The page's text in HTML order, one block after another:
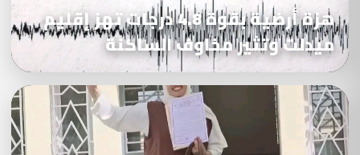
هزة أرضية بقوة 4.8 درجات تهز إقليم
ميدلت وتثير مخاوف الساكنة